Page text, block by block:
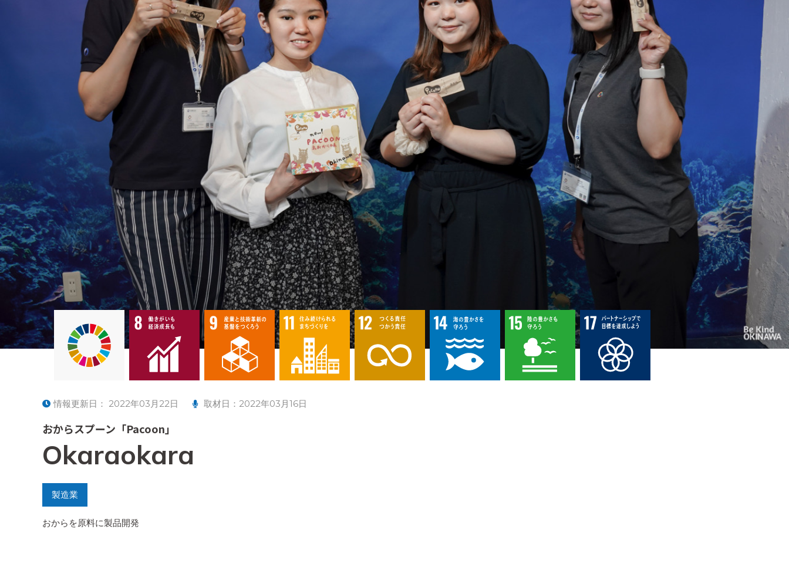
情報更新日： 2022年03月22日 取材日：2022年03月16日
おからスプーン「Pacoon」
Okaraokara
製造業
おからを原料に製品開発